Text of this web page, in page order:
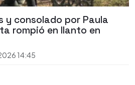
y consolado por Paula
rompió en llanto en
14:45